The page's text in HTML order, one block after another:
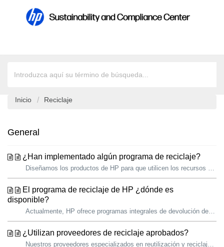
Inicio Reciclaje
General
¿Han implementado algún programa de reciclaje?
Diseñamos los productos de HP para que utilicen los recursos de forma eficiente y sean duraderos. Una vez que alcanzan el final de su vida útil, nuestros s...
El programa de reciclaje de HP ¿dónde es
disponible?
Actualmente, HP ofrece programas integrales de devolución de productos en 77 países y territorios de todo el mundo. Los programas están disponibles en E...
¿Utilizan proveedores de reciclaje aprobados?
Nuestros proveedores especializados en reutilización y reciclaje están obligados a seguir técnicas de tratamiento específicas y a cumplir plenamente la no...